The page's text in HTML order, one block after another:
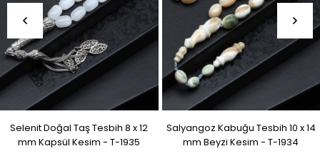
Selenit Doğal Taş Tesbih 8 x 12
mm Kapsül Kesim - T-1935
Salyangoz Kabuğu Tesbih 10 x 14
mm Beyzi Kesim - T-1934